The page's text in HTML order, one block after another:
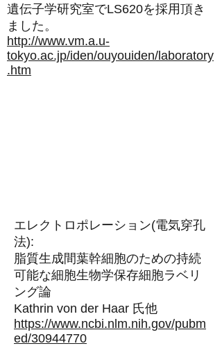
遺伝子学研究室でLS620を採用頂き
ました。
http://www.vm.a.u-
tokyo.ac.jp/iden/ouyouiden/laboratory
.htm
エレクトロポレーション(電気穿孔
法):
脂質生成間葉幹細胞のための持続
可能な細胞生物学保存細胞ラベリ
ング論
Kathrin von der Haar 氏他
https://www.ncbi.nlm.nih.gov/pubm
ed/30944770